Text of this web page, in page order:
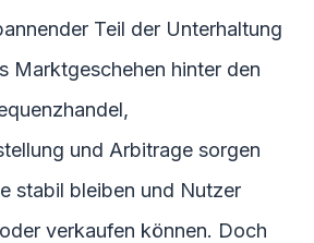
Teil der Unterhaltung
Marktgeschehen hinter den
und Arbitrage sorgen
stabil bleiben und Nutzer
verkaufen können. Doch